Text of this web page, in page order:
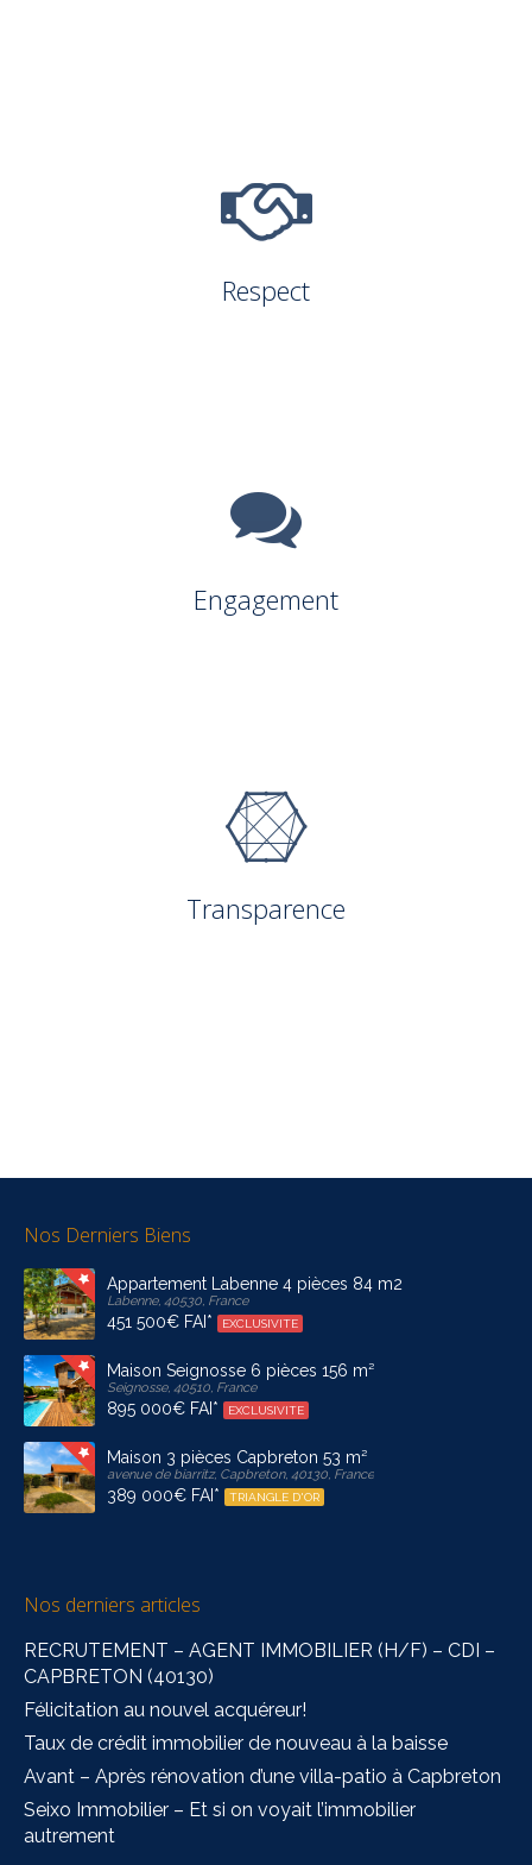
Respect
Engagement
Transparence
Nos Derniers Biens
Appartement Labenne 4 pièces 84 m2
Labenne, 40530, France
451 500€ FAI* EXCLUSIVITE
Maison Seignosse 6 pièces 156 m²
Seignosse, 40510, France
895 000€ FAI* EXCLUSIVITE
Maison 3 pièces Capbreton 53 m²
avenue de biarritz, Capbreton, 40130, France
389 000€ FAI* TRIANGLE D'OR
Nos derniers articles
RECRUTEMENT – AGENT IMMOBILIER (H/F) – CDI –
CAPBRETON (40130)
Félicitation au nouvel acquéreur!
Taux de crédit immobilier de nouveau à la baisse
Avant – Après rénovation d’une villa-patio à Capbreton
Seixo Immobilier – Et si on voyait l’immobilier
autrement